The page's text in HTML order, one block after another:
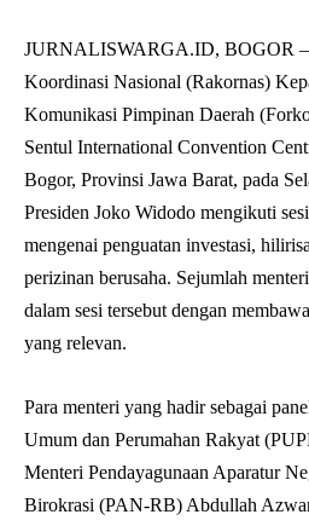
JURNALISWARGA.ID, BOGOR –
Koordinasi Nasional (Rakornas)
Komunikasi Pimpinan Daerah
Sentul International Convention
Bogor, Provinsi Jawa Barat, pada
Presiden Joko Widodo mengikuti
mengenai penguatan investasi,
perizinan berusaha. Sejumlah
dalam sesi tersebut dengan
yang relevan.
Para menteri yang hadir sebagai
Umum dan Perumahan Rakyat
Menteri Pendayagunaan Aparatur
Birokrasi (PAN-RB) Abdullah